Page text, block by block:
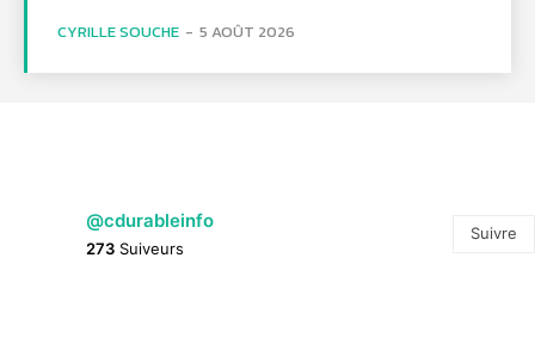
CYRILLE SOUCHE - 5 AOÛT 2026
@cdurableinfo
273 Suiveurs
Suivre